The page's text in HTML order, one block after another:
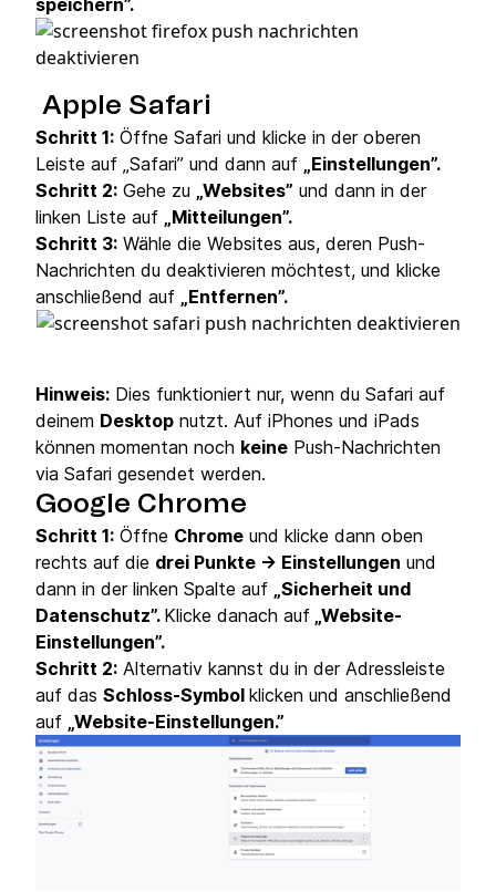
speichern”.
Apple Safari
Schritt 1: Öffne Safari und klicke in der oberen
Leiste auf „Safari” und dann auf „Einstellungen”.
Schritt 2: Gehe zu „Websites” und dann in der
linken Liste auf „Mitteilungen”.
Schritt 3: Wähle die Websites aus, deren Push-
Nachrichten du deaktivieren möchtest, und klicke
anschließend auf „Entfernen”.
Hinweis: Dies funktioniert nur, wenn du Safari auf
deinem Desktop nutzt. Auf iPhones und iPads
können momentan noch keine Push-Nachrichten
via Safari gesendet werden.
Google Chrome
Schritt 1: Öffne Chrome und klicke dann oben
rechts auf die drei Punkte → Einstellungen und
dann in der linken Spalte auf „Sicherheit und
Datenschutz”. Klicke danach auf „Website-
Einstellungen”.
Schritt 2: Alternativ kannst du in der Adressleiste
auf das Schloss-Symbol klicken und anschließend
auf „Website-Einstellungen.”